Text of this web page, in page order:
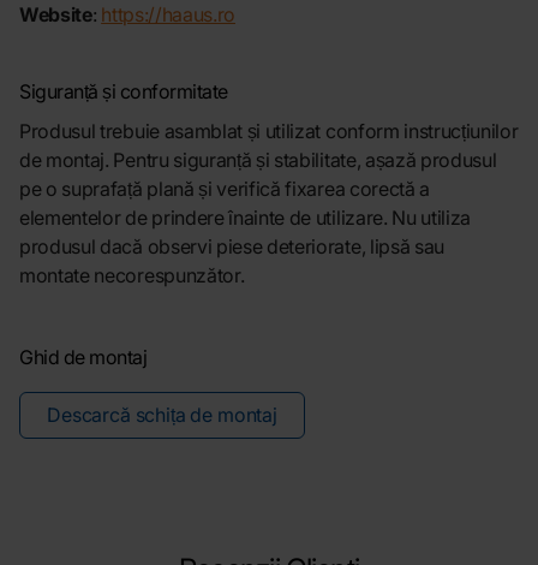
Website: https://haaus.ro
Siguranță și conformitate
Produsul trebuie asamblat și utilizat conform instrucțiunilor
de montaj. Pentru siguranță și stabilitate, așază produsul
pe o suprafață plană și verifică fixarea corectă a
elementelor de prindere înainte de utilizare. Nu utiliza
produsul dacă observi piese deteriorate, lipsă sau
montate necorespunzător.
Ghid de montaj
Descarcă schița de montaj